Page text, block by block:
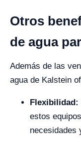
Otros
de agua
Además de las
agua de Kalstein
Flexibilidad:
estos
necesidades